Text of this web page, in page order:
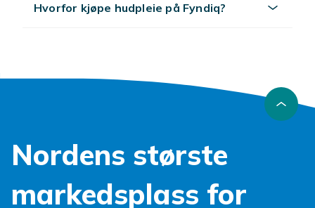
Hvorfor kjøpe hudpleie på Fyndiq?
Nordens største
markedsplass for